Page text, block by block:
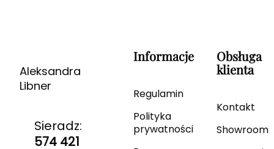
Aleksandra
Libner
Sieradz:
574 421
Informacje
Regulamin
Polityka
prywatności
Obsługa
klienta
Kontakt
Showroom